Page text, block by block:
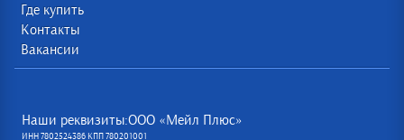
Где купить
Контакты
Вакансии
Наши реквизиты:ООО «Мейл Плюс»
ИНН 7802524386 КПП 780201001